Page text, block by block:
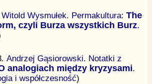
Witold Wysmułek. Permakultura: The
czyli Burza wszystkich Burz.
Andrzej Gąsiorowski. Notatki z
analogiach między kryzysami.
i współczesność)